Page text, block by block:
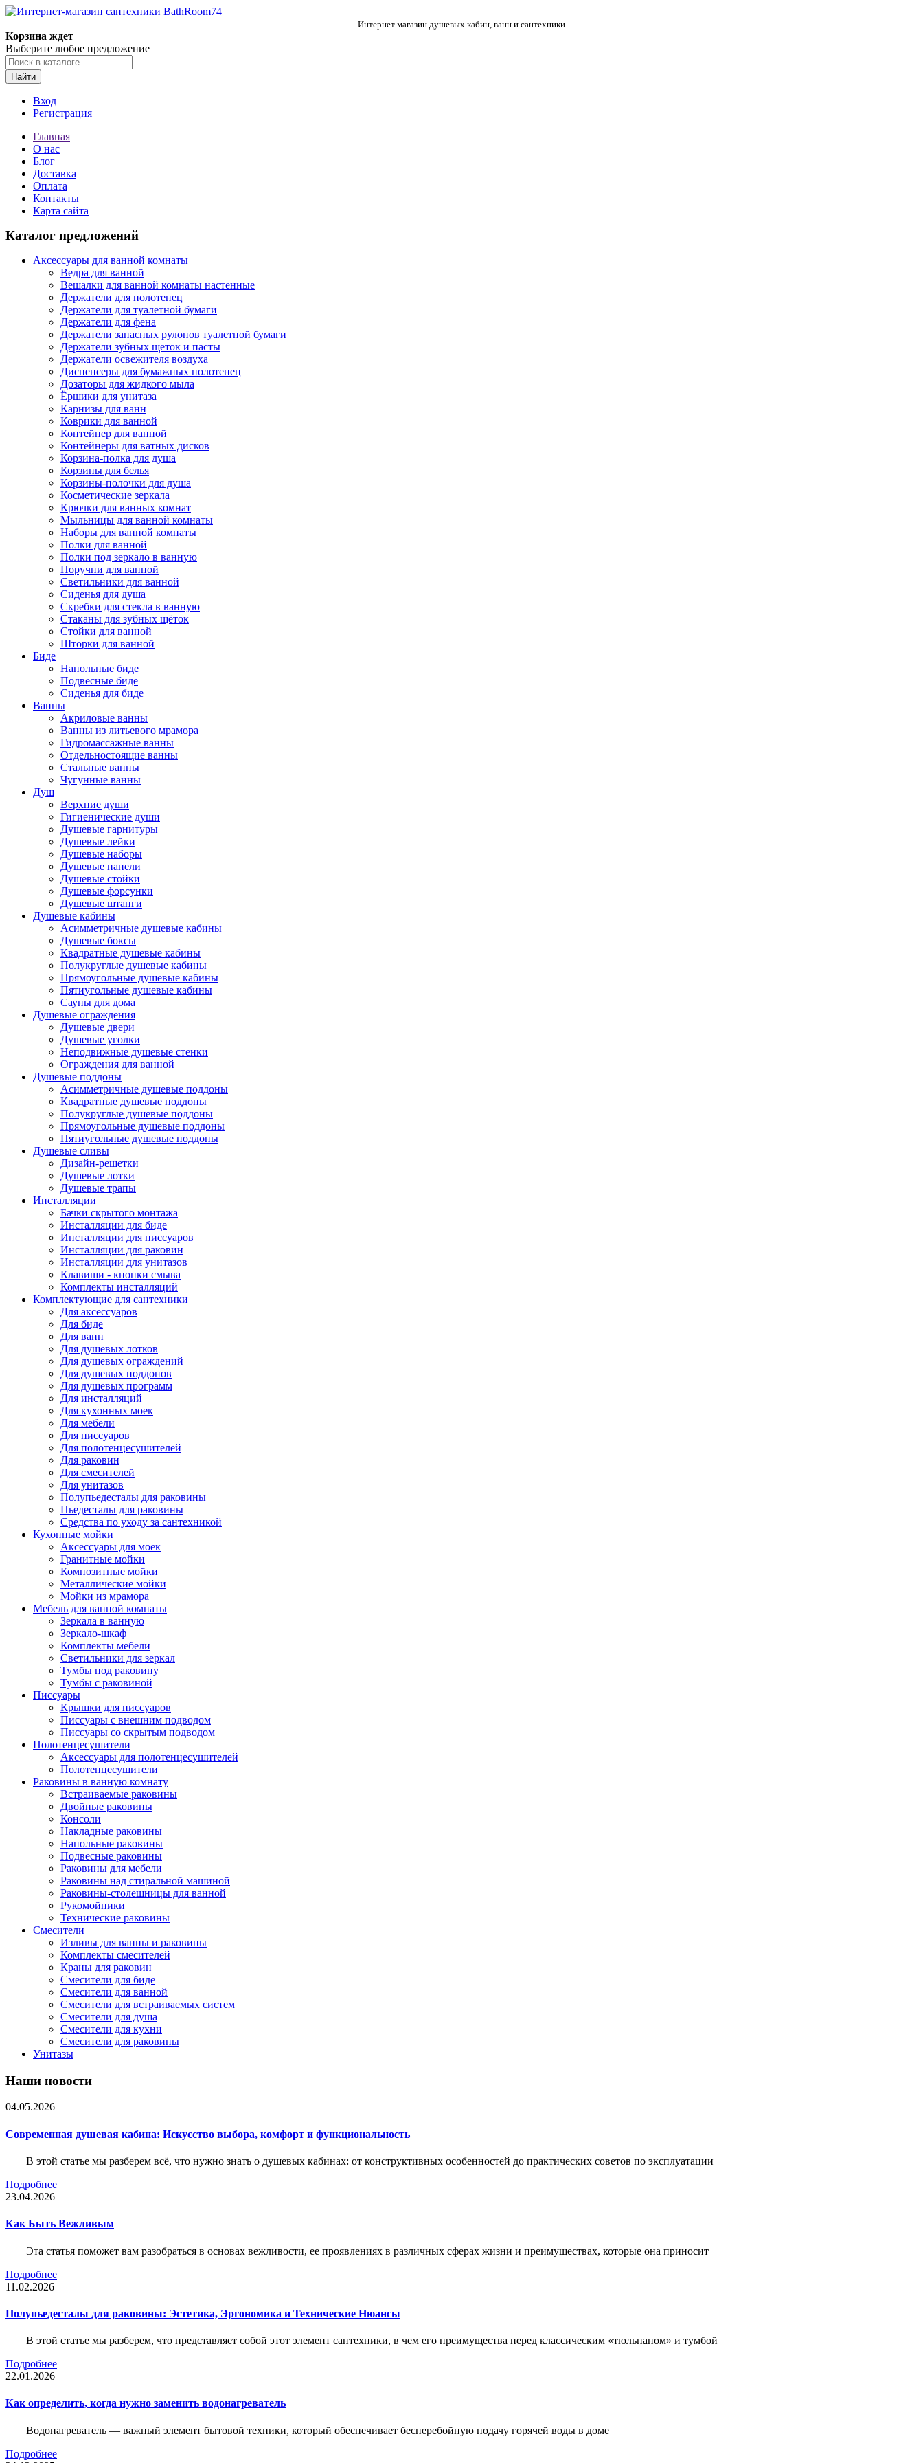
Интернет магазин душевых кабин, ванн и сантехники
Корзина ждет
Выберите любое предложение
Найти
Вход
Регистрация
Главная
О нас
Блог
Доставка
Оплата
Контакты
Карта сайта
Каталог предложений
Аксессуары для ванной комнаты
Ведра для ванной
Вешалки для ванной комнаты настенные
Держатели для полотенец
Держатели для туалетной бумаги
Держатели для фена
Держатели запасных рулонов туалетной бумаги
Держатели зубных щеток и пасты
Держатели освежителя воздуха
Диспенсеры для бумажных полотенец
Дозаторы для жидкого мыла
Ёршики для унитаза
Карнизы для ванн
Коврики для ванной
Контейнер для ванной
Контейнеры для ватных дисков
Корзина-полка для душа
Корзины для белья
Корзины-полочки для душа
Косметические зеркала
Крючки для ванных комнат
Мыльницы для ванной комнаты
Наборы для ванной комнаты
Полки для ванной
Полки под зеркало в ванную
Поручни для ванной
Светильники для ванной
Сиденья для душа
Скребки для стекла в ванную
Стаканы для зубных щёток
Стойки для ванной
Шторки для ванной
Биде
Напольные биде
Подвесные биде
Сиденья для биде
Ванны
Акриловые ванны
Ванны из литьевого мрамора
Гидромассажные ванны
Отдельностоящие ванны
Стальные ванны
Чугунные ванны
Душ
Верхние души
Гигиенические души
Душевые гарнитуры
Душевые лейки
Душевые наборы
Душевые панели
Душевые стойки
Душевые форсунки
Душевые штанги
Душевые кабины
Асимметричные душевые кабины
Душевые боксы
Квадратные душевые кабины
Полукруглые душевые кабины
Прямоугольные душевые кабины
Пятиугольные душевые кабины
Сауны для дома
Душевые ограждения
Душевые двери
Душевые уголки
Неподвижные душевые стенки
Ограждения для ванной
Душевые поддоны
Асимметричные душевые поддоны
Квадратные душевые поддоны
Полукруглые душевые поддоны
Прямоугольные душевые поддоны
Пятиугольные душевые поддоны
Душевые сливы
Дизайн-решетки
Душевые лотки
Душевые трапы
Инсталляции
Бачки скрытого монтажа
Инсталляции для биде
Инсталляции для писсуаров
Инсталляции для раковин
Инсталляции для унитазов
Клавиши - кнопки смыва
Комплекты инсталляций
Комплектующие для сантехники
Для аксессуаров
Для биде
Для ванн
Для душевых лотков
Для душевых ограждений
Для душевых поддонов
Для душевых программ
Для инсталляций
Для кухонных моек
Для мебели
Для писсуаров
Для полотенцесушителей
Для раковин
Для смесителей
Для унитазов
Полупьедесталы для раковины
Пьедесталы для раковины
Средства по уходу за сантехникой
Кухонные мойки
Аксессуары для моек
Гранитные мойки
Композитные мойки
Металлические мойки
Мойки из мрамора
Мебель для ванной комнаты
Зеркала в ванную
Зеркало-шкаф
Комплекты мебели
Светильники для зеркал
Тумбы под раковину
Тумбы с раковиной
Писсуары
Крышки для писсуаров
Писсуары с внешним подводом
Писсуары со скрытым подводом
Полотенцесушители
Аксессуары для полотенцесушителей
Полотенцесушители
Раковины в ванную комнату
Встраиваемые раковины
Двойные раковины
Консоли
Накладные раковины
Напольные раковины
Подвесные раковины
Раковины для мебели
Раковины над стиральной машиной
Раковины-столешницы для ванной
Рукомойники
Технические раковины
Смесители
Изливы для ванны и раковины
Комплекты смесителей
Краны для раковин
Смесители для биде
Смесители для ванной
Смесители для встраиваемых систем
Смесители для душа
Смесители для кухни
Смесители для раковины
Унитазы
Наши новости
04.05.2026
Современная душевая кабина: Искусство выбора, комфорт и функциональность
В этой статье мы разберем всё, что нужно знать о душевых кабинах: от конструктивных особенностей до практических советов по эксплуатации
Подробнее
23.04.2026
Как Быть Вежливым
Эта статья поможет вам разобраться в основах вежливости, ее проявлениях в различных сферах жизни и преимуществах, которые она приносит
Подробнее
11.02.2026
Полупьедесталы для раковины: Эстетика, Эргономика и Технические Нюансы
В этой статье мы разберем, что представляет собой этот элемент сантехники, в чем его преимущества перед классическим «тюльпаном» и тумбой
Подробнее
22.01.2026
Как определить, когда нужно заменить водонагреватель
Водонагреватель — важный элемент бытовой техники, который обеспечивает бесперебойную подачу горячей воды в доме
Подробнее